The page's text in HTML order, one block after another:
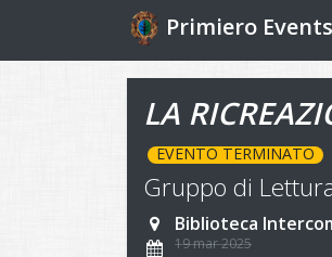
Primiero Events
LA
EVENTO TERMINATO
Gruppo di
Biblioteca
19 mar 2025